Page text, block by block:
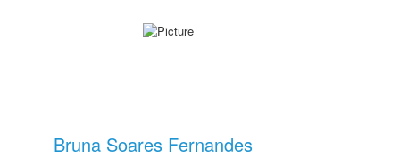
Bruna Soares Fernandes